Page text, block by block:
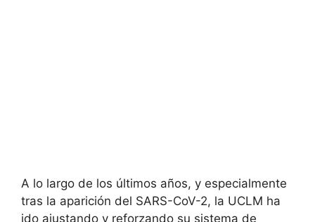
A lo largo de los últimos años, y especialmente
tras la aparición del SARS-CoV-2, la UCLM ha
ido ajustando y reforzando su sistema de